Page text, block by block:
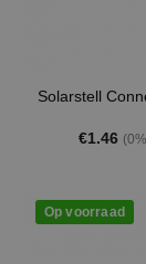
Solarstell
€1.46
Op voorraad